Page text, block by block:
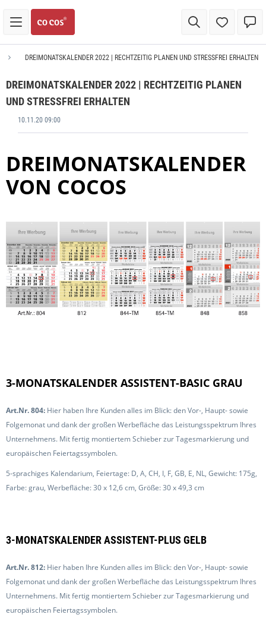
DREIMONATSKALENDER 2022 | RECHTZEITIG PLANEN UND STRESSFREI ERHALTEN
DREIMONATSKALENDER 2022 | RECHTZEITIG PLANEN
UND STRESSFREI ERHALTEN
10.11.20 09:00
DREIMONATSKALENDER
VON COCOS
3-MONATSKALENDER ASSISTENT-BASIC GRAU
Art.Nr. 804: Hier haben Ihre Kunden alles im Blick: den Vor-, Haupt- sowie
Folgemonat und dank der großen Werbefläche das Leistungsspektrum Ihres
Unternehmens. Mit fertig montiertem Schieber zur Tagesmarkierung und
europäischen Feiertagssymbolen.
5-sprachiges Kalendarium, Feiertage: D, A, CH, I, F, GB, E, NL, Gewicht: 175g,
Farbe: grau, Werbefläche: 30 x 12,6 cm, Größe: 30 x 49,3 cm
3-MONATSKALENDER ASSISTENT-PLUS GELB
Art.Nr. 812: Hier haben Ihre Kunden alles im Blick: den Vor-, Haupt- sowie
Folgemonat und dank der großen Werbefläche das Leistungsspektrum Ihres
Unternehmens. Mit fertig montiertem Schieber zur Tagesmarkierung und
europäischen Feiertagssymbolen.